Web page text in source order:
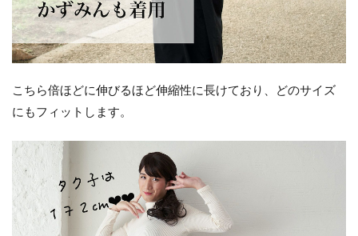
こちら倍ほどに伸びるほど伸縮性に長けており、どのサイズ
にもフィットします。